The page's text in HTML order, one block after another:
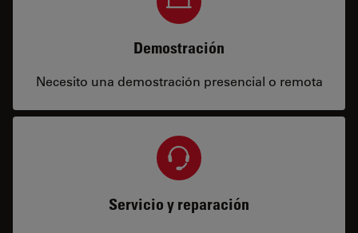
Demostración
Necesito una demostración presencial o remota
Servicio y reparación